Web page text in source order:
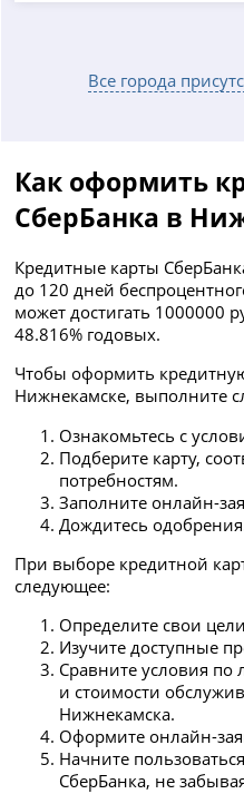
Все города
Как оформить
СберБанка в
Кредитные карты
до 120 дней
может достигать 1000000
48.816% годовых.
Чтобы оформить
Нижнекамске, выполните
Ознакомьтесь с
Подберите карту,
потребностям.
Заполните онлайн-
Дождитесь
При выборе кредитной
следующее:
Определите свои
Изучите доступные
Сравните условия по
и стоимости
Нижнекамска.
Оформите онлайн-
Начните
СберБанка, не